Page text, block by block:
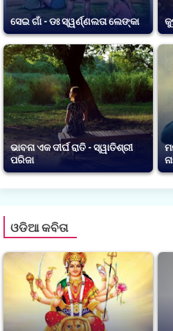
ସେଇ ଗାଁ - ଡଃ ସ୍ୱର୍ଣ୍ଣଲତା ଲେଙ୍କା
ଭାବନା ଏକ ଦୀର୍ଘ ରାତି - ସ୍ୱାତିଶ୍ରୀ
ପରିଜା
ଓଡିଆ କବିତା